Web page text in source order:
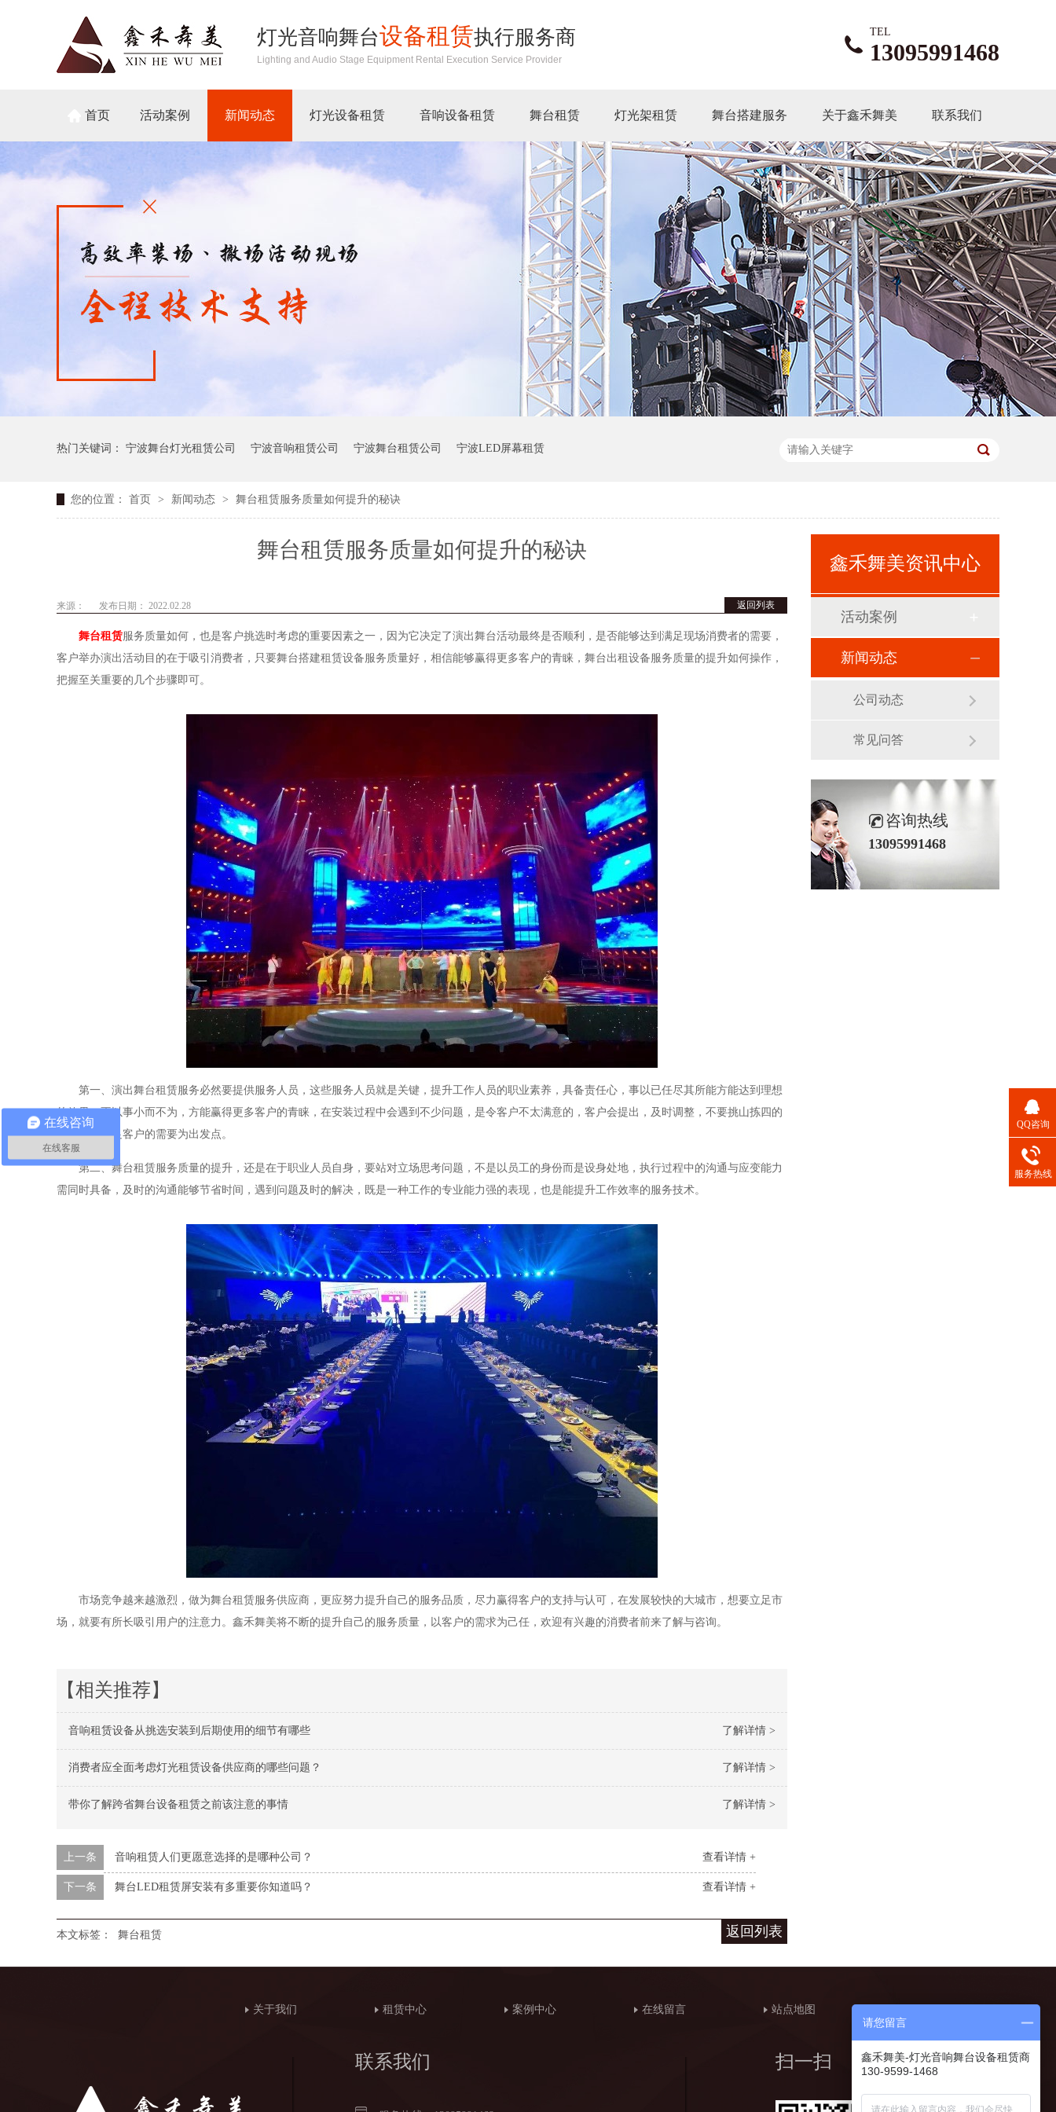
灯光音响舞台设备租赁执行服务商
Lighting and Audio Stage Equipment Rental Execution Service Provider
TEL
13095991468
首页 活动案例 新闻动态 灯光设备租赁 音响设备租赁 舞台租赁 灯光架租赁 舞台搭建服务 关于鑫禾舞美 联系我们
热门关键词： 宁波舞台灯光租赁公司 宁波音响租赁公司 宁波舞台租赁公司 宁波LED屏幕租赁
您的位置： 首页 > 新闻动态 > 舞台租赁服务质量如何提升的秘诀
舞台租赁服务质量如何提升的秘诀
返回列表
来源： 发布日期： 2022.02.28
舞台租赁服务质量如何，也是客户挑选时考虑的重要因素之一，因为它决定了演出舞台活动最终是否顺利，是否能够达到满足现场消费者的需要，
客户举办演出活动目的在于吸引消费者，只要舞台搭建租赁设备服务质量好，相信能够赢得更多客户的青睐，舞台出租设备服务质量的提升如何操作，
把握至关重要的几个步骤即可。
第一、演出舞台租赁服务必然要提供服务人员，这些服务人员就是关键，提升工作人员的职业素养，具备责任心，事以已任尽其所能方能达到理想
的效果，不以事小而不为，方能赢得更多客户的青睐，在安装过程中会遇到不少问题，是令客户不太满意的，客户会提出，及时调整，不要挑山拣四的
推脱，以满足客户的需要为出发点。
第二、舞台租赁服务质量的提升，还是在于职业人员自身，要站对立场思考问题，不是以员工的身份而是设身处地，执行过程中的沟通与应变能力
需同时具备，及时的沟通能够节省时间，遇到问题及时的解决，既是一种工作的专业能力强的表现，也是能提升工作效率的服务技术。
市场竞争越来越激烈，做为舞台租赁服务供应商，更应努力提升自己的服务品质，尽力赢得客户的支持与认可，在发展较快的大城市，想要立足市
场，就要有所长吸引用户的注意力。鑫禾舞美将不断的提升自己的服务质量，以客户的需求为己任，欢迎有兴趣的消费者前来了解与咨询。
【相关推荐】
了解详情 >
音响租赁设备从挑选安装到后期使用的细节有哪些
了解详情 >
消费者应全面考虑灯光租赁设备供应商的哪些问题？
了解详情 >
带你了解跨省舞台设备租赁之前该注意的事情
查看详情 +
上一条 音响租赁人们更愿意选择的是哪种公司？
查看详情 +
下一条 舞台LED租赁屏安装有多重要你知道吗？
返回列表
本文标签： 舞台租赁
鑫禾舞美资讯中心
活动案例
新闻动态
公司动态
常见问答
咨询热线
13095991468
关于我们 租赁中心 案例中心 在线留言 站点地图
联系我们 扫一扫
QQ咨询
服务热线
在线咨询
在线客服
请您留言
鑫禾舞美-灯光音响舞台设备租赁商
130-9599-1468